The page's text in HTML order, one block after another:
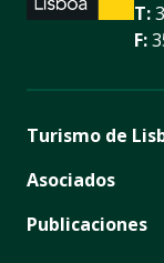
T:
F:
Turismo de
Asociados
Publicaciones